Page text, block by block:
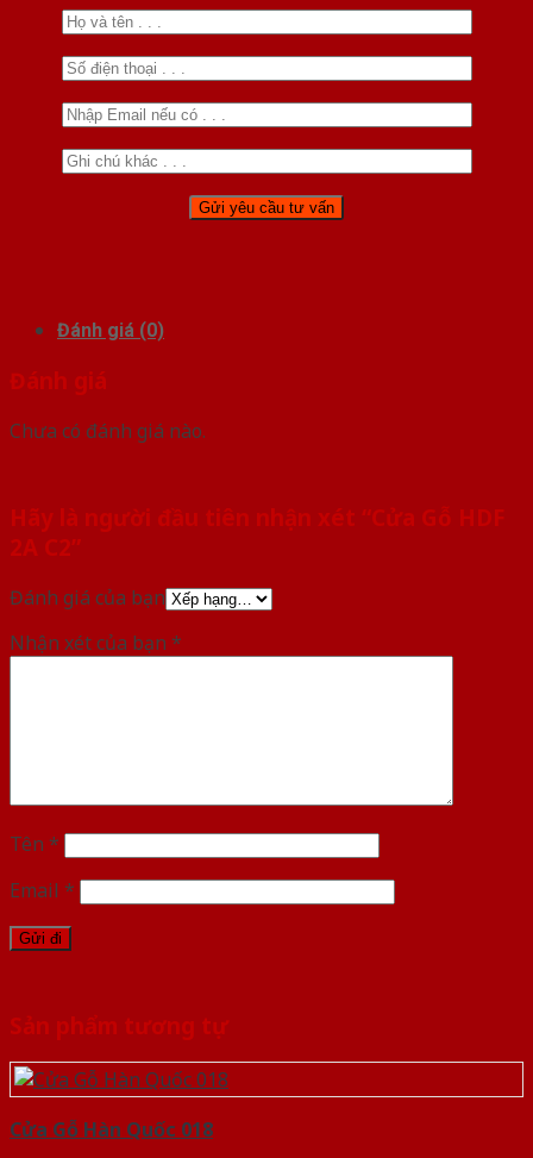
Đánh giá (0)
Đánh giá
Chưa có đánh giá nào.
Hãy là người đầu tiên nhận xét “Cửa Gỗ HDF
2A C2”
Đánh giá của bạn
Nhận xét của bạn *
Tên *
Email *
Sản phẩm tương tự
Cửa Gỗ Hàn Quốc 018